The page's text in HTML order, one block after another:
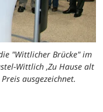
"Wittlicher Brücke" im
Wittlich ‚Zu Hause alt
ausgezeichnet.